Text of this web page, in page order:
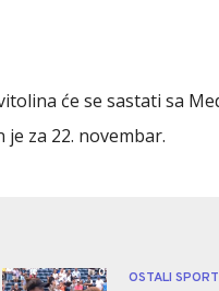
će se sastati sa
za 22. novembar.
0 OSTALI